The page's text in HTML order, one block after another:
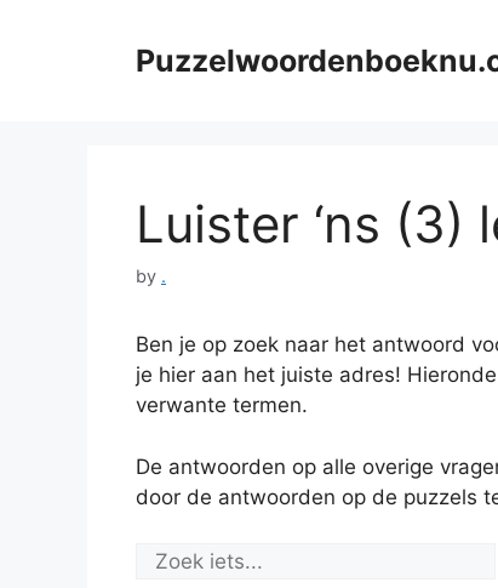
Luister ‘ns (3)
by .
Ben je op zoek naar het antwoord
je hier aan het juiste adres!
verwante termen.
De antwoorden op alle overige
door de antwoorden op de puzzels